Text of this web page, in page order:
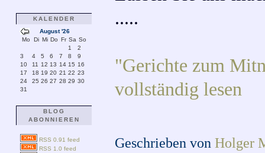
KALENDER
August '26
Mo
Di Mi Do Fr Sa So
1
2
3
4 5 6 7 8
9
10
11 12 13 14 15 16
17
18 19 20 21 22 23
24
25 26 27 28 29 30
31
BLOG
ABONNIEREN
RSS 0.91 feed
RSS 1.0 feed
.....
"Gerichte zum
vollständig lesen
Geschrieben vonHolger